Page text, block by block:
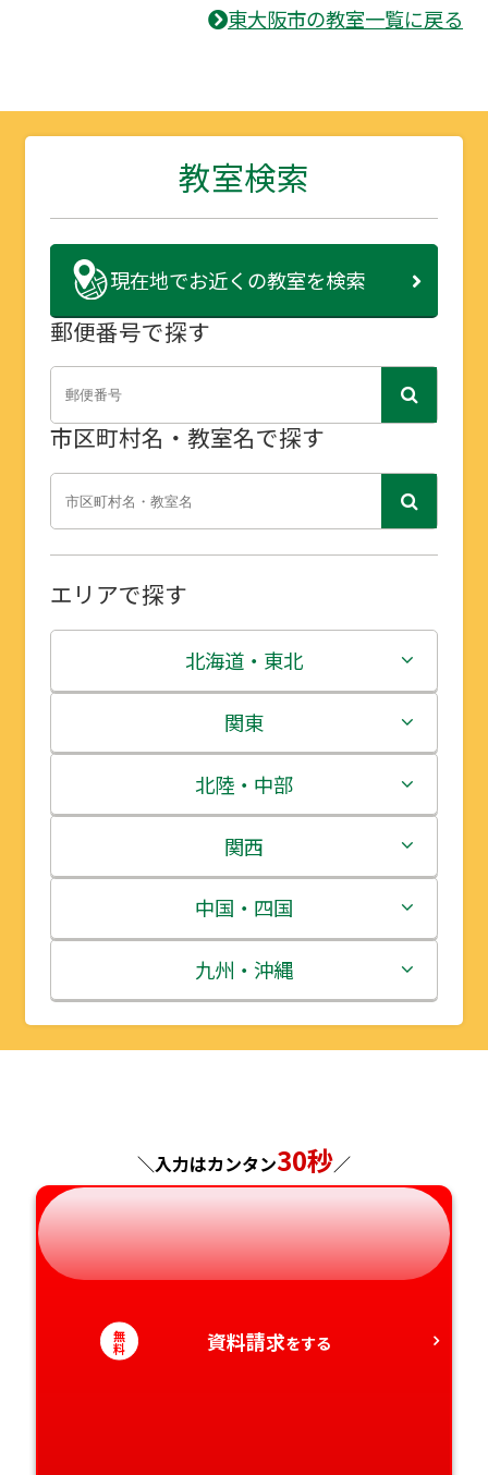
東大阪市の教室一覧に戻る
教室検索
現在地でお近くの教室を検索
郵便番号で探す
市区町村名・教室名で探す
エリアで探す
北海道・東北
北海道
青森県
岩手県
宮城県
秋田県
山形県
関東
茨城県
栃木県
群馬県
埼玉県
千葉県
神奈川県
北陸・中部
新潟県
富山県
石川県
福井県
岐阜県
静岡県
愛知県
関西
三重県
滋賀県
京都府
奈良県
和歌山県
中国・四国
鳥取県
島根県
広島県
山口県
徳島県
香川県
九州・沖縄
福岡県
長崎県
熊本県
大分県
宮崎県
＼入力はカンタン30秒／
無
料 資料請求をする